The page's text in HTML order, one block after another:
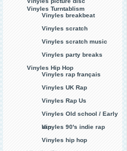
Vinyles Turntablism
Vinyles breakbeat
Vinyles scratch
Vinyles scratch music
Vinyles party breaks
Vinyles Hip Hop
Vinyles rap français
Vinyles UK Rap
Vinyles Rap Us
Vinyles Old school / Early
rap
Vinyles 90's indie rap
Vinyles hip hop